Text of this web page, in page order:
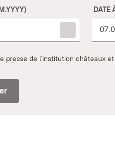
DATE
presse de l`institution châteaux